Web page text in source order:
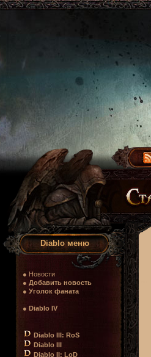
Diablo меню
● Новости
● Добавить новость
● Уголок фаната
● Diablo IV
Diablo III: RoS
Diablo III
Diablo II: LoD